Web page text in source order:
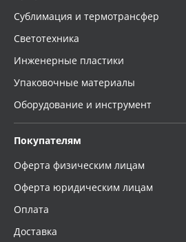
Сублимация и термотрансфер
Светотехника
Инженерные пластики
Упаковочные материалы
Оборудование и инструмент
Покупателям
Оферта физическим лицам
Оферта юридическим лицам
Оплата
Доставка